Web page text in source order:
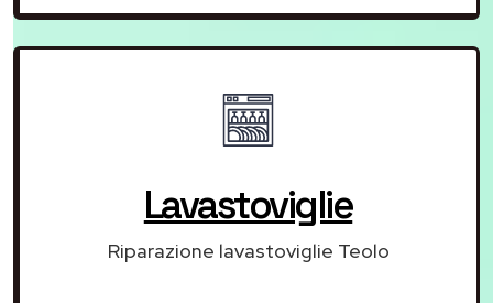
Lavastoviglie
Riparazione lavastoviglie Teolo